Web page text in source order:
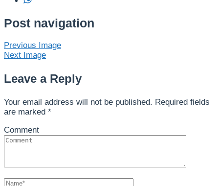
Post navigation
Previous Image
Next Image
Leave a Reply
Your email address will not be published. Required fields
are marked *
Comment